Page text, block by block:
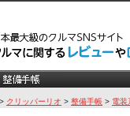
> クリッパーリオ > 整備手帳 > 電装